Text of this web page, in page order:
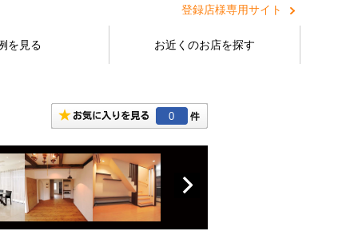
登録店様専用サイト
を見る お近くのお店を探す
0